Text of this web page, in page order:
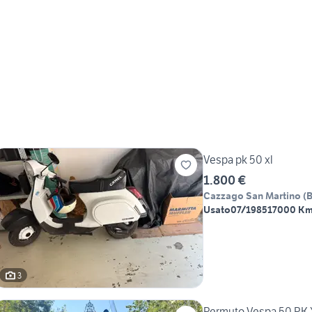
3
Vespa pk 50 xl
1.800 €
Cazzago San Martino (
Usato07/198517000 Km